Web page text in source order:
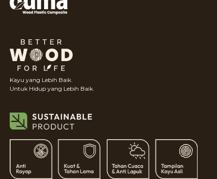
Kayu yang Lebih Baik.
Untuk Hidup yang Lebih Baik.